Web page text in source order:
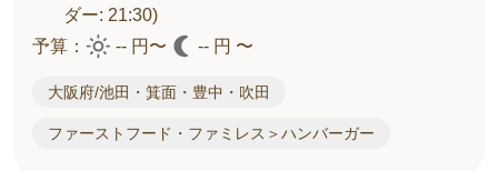
ダー: 21:30)
予算：
-- 円〜 -- 円 〜
大阪府/池田・箕面・豊中・吹田
ファーストフード・ファミレス＞ハンバーガー